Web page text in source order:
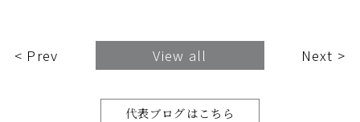
< Prev View all Next >
代表ブログはこちら